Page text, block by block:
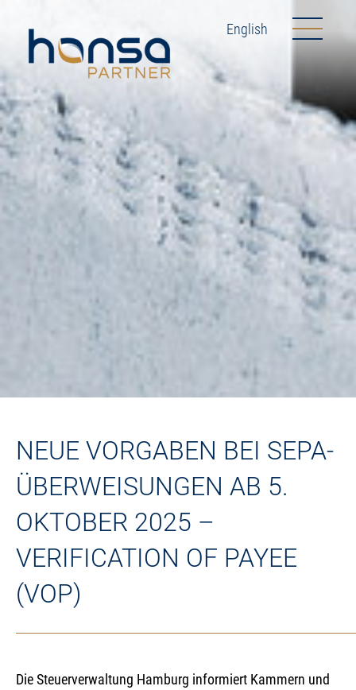
English
NEUE VORGABEN BEI SEPA-
ÜBERWEISUNGEN AB 5.
OKTOBER 2025 –
VERIFICATION OF PAYEE
(VOP)
Die Steuerverwaltung Hamburg informiert Kammern und